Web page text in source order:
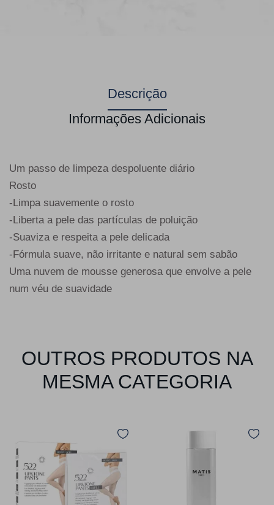
Descrição
Informações Adicionais
Um passo de limpeza despoluente diário
Rosto
-Limpa suavemente o rosto
-Liberta a pele das partículas de poluição
-Suaviza e respeita a pele delicada
-Fórmula suave, não irritante e natural sem sabão
Uma nuvem de mousse generosa que envolve a pele
num véu de suavidade
OUTROS PRODUTOS NA
MESMA CATEGORIA